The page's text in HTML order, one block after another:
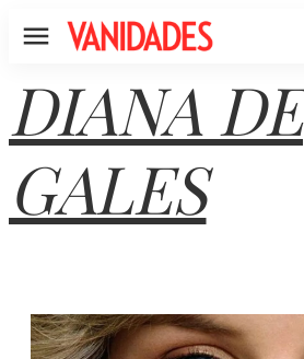
Menú
DIANA DE
GALES